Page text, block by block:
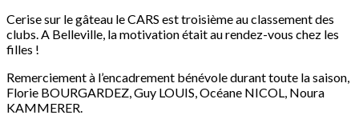
Cerise sur le gâteau le CARS est troisième au classement des
clubs. A Belleville, la motivation était au rendez-vous chez les
filles !
Remerciement à l’encadrement bénévole durant toute la saison,
Florie BOURGARDEZ, Guy LOUIS, Océane NICOL, Noura
KAMMERER.